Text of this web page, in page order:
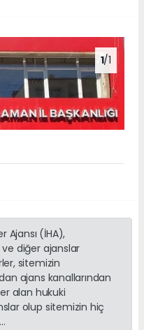
1/1
Ajansı (İHA),
ve diğer ajanslar
sitemizin
ajans kanallarından
alan hukuki
olup sitemizin hiç